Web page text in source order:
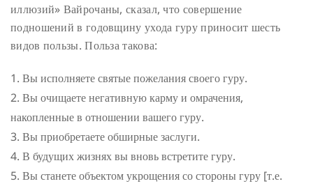
иллюзий» Вайрочаны, сказал, что совершение
подношений в годовщину ухода гуру приносит шесть
видов пользы. Польза такова:
Вы исполняете святые пожелания своего гуру.
Вы очищаете негативную карму и омрачения,
накопленные в отношении вашего гуру.
Вы приобретаете обширные заслуги.
В будущих жизнях вы вновь встретите гуру.
Вы станете объектом укрощения со стороны гуру [т.е.